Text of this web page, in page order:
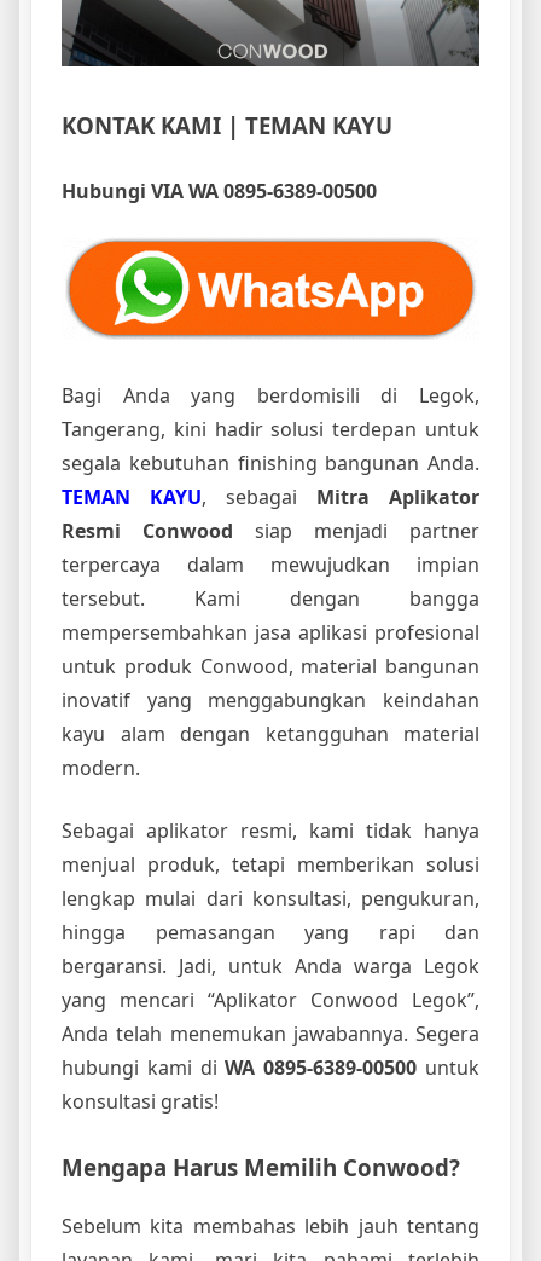
KONTAK KAMI | TEMAN KAYU
Hubungi VIA WA 0895-6389-00500
Bagi Anda yang berdomisili di Legok,
Tangerang, kini hadir solusi terdepan untuk
segala kebutuhan finishing bangunan Anda.
TEMAN KAYU, sebagai Mitra Aplikator
Resmi Conwood siap menjadi partner
terpercaya dalam mewujudkan impian
tersebut. Kami dengan bangga
mempersembahkan jasa aplikasi profesional
untuk produk Conwood, material bangunan
inovatif yang menggabungkan keindahan
kayu alam dengan ketangguhan material
modern.
Sebagai aplikator resmi, kami tidak hanya
menjual produk, tetapi memberikan solusi
lengkap mulai dari konsultasi, pengukuran,
hingga pemasangan yang rapi dan
bergaransi. Jadi, untuk Anda warga Legok
yang mencari “Aplikator Conwood Legok”,
Anda telah menemukan jawabannya. Segera
hubungi kami diWA 0895-6389-00500 untuk
konsultasi gratis!
Mengapa Harus Memilih Conwood?
Sebelum kita membahas lebih jauh tentang